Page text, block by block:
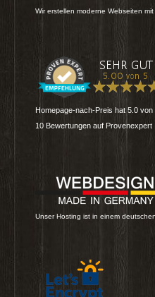
Wir erstellen moderne Webseiten mit
Homepage-nach-Preis hat 5.0 von
10 Bewertungen auf Provenexpert
Unser Hosting ist in einem